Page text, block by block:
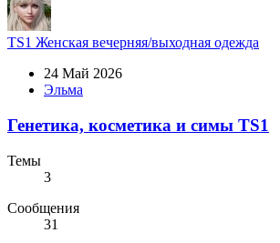
TS1 Женская вечерняя/выходная одежда
24 Май 2026
Эльма
Генетика, косметика и симы TS1
Темы
3
Сообщения
31